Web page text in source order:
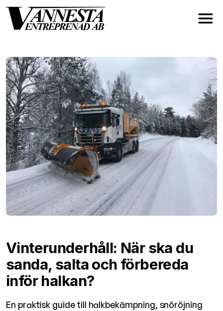
Vinterunderhåll: När ska du
sanda, salta och förbereda
inför halkan?
En praktisk guide till halkbekämpning, snöröjning